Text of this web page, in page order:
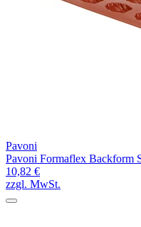
Pavoni
Pavoni Formaflex Backform
10,82 €
zzgl. MwSt.